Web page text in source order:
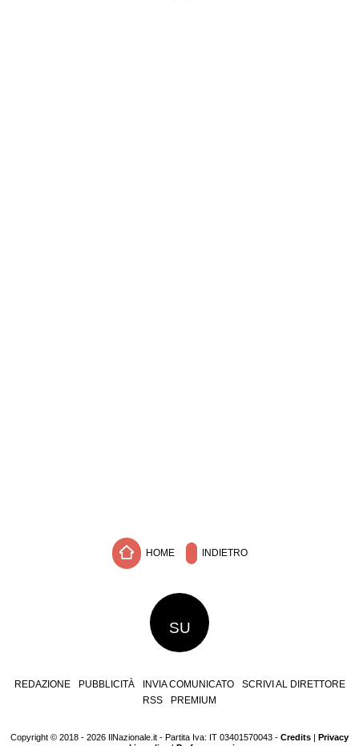
HOME INDIETRO
SU
REDAZIONE PUBBLICITÀ INVIA COMUNICATO
SCRIVI AL DIRETTORE
RSS
PREMIUM
Copyright © 2018 - 2026 IlNazionale.it - Partita Iva: IT 03401570043 - Credits | Privacy